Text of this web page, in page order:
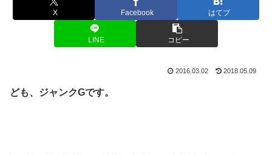
X Facebook はてブ
LINE コピー
2016.03.02 2018.05.09
ども、ジャンクGです。